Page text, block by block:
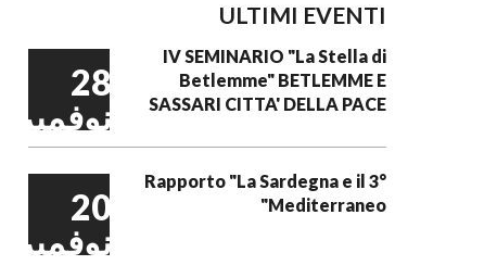
ULTIMI EVENTI
28
نوفمبر
IV SEMINARIO "La Stella di
Betlemme" BETLEMME E
SASSARI CITTA' DELLA PACE
20
نوفمبر
3° Rapporto "La Sardegna e il
Mediterraneo"